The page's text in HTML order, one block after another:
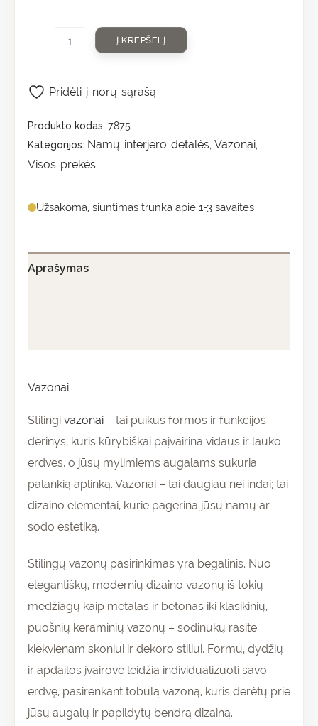
Į KREPŠELĮ
Produkto kodas: 7875
Kategorijos: Namų interjero detalės, Vazonai,
Visos prekės
Užsakoma, siuntimas trunka apie 1-3 savaites
Pridėti į norų sąrašą
Aprašymas
Vazonai
Stilingi vazonai – tai puikus formos ir funkcijos
derinys, kuris kūrybiškai paįvairina vidaus ir lauko
erdves, o jūsų mylimiems augalams sukuria
palankią aplinką. Vazonai – tai daugiau nei indai; tai
dizaino elementai, kurie pagerina jūsų namų ar
sodo estetiką.
Stilingų vazonų pasirinkimas yra begalinis. Nuo
elegantiškų, modernių dizaino vazonų iš tokių
medžiagų kaip metalas ir betonas iki klasikinių,
puošnių keraminių vazonų – sodinukų rasite
kiekvienam skoniui ir dekoro stiliui. Formų, dydžių
ir apdailos įvairovė leidžia individualizuoti savo
erdvę, pasirenkant tobulą vazoną, kuris derėtų prie
jūsų augalų ir papildytų bendrą dizainą.